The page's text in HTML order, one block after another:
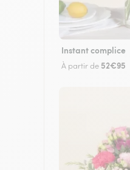
Instant complice
À partir de 52€95